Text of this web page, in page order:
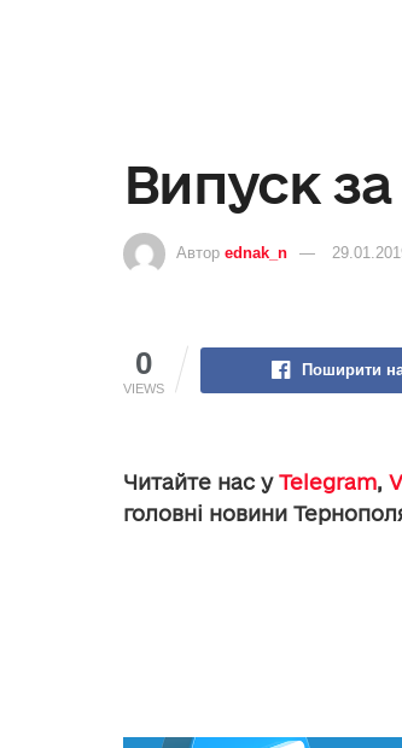
Випуск за
Автор ednak_n
0
VIEWS
Поширити
Читайте нас у Telegram,
головні новини